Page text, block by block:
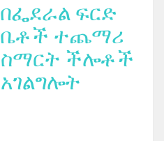
በፌደራል ፍርድ
ቤቶች ተጨማሪ
ስማርት ችሎቶች
አገልግሎት